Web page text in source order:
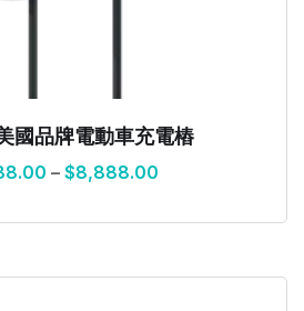
國品牌電動車充電樁
– $8,888.00